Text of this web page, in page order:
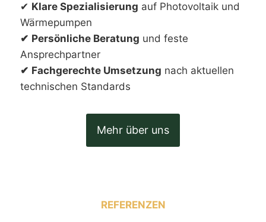
✔ Klare Spezialisierung auf Photovoltaik und
Wärmepumpen
✔ Persönliche Beratung und feste
Ansprechpartner
✔ Fachgerechte Umsetzung nach aktuellen
technischen Standards
Mehr über uns
REFERENZEN